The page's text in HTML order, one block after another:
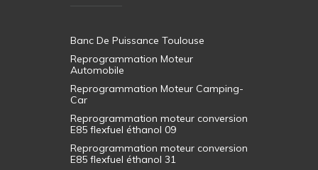
Banc De Puissance Toulouse
Reprogrammation Moteur
Automobile
Reprogrammation Moteur Camping-
Car
Reprogrammation moteur conversion
E85 flexfuel éthanol 09
Reprogrammation moteur conversion
E85 flexfuel éthanol 31